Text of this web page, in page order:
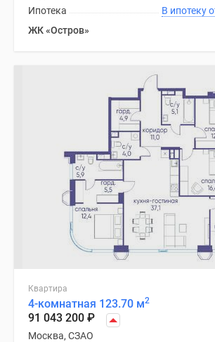
Ипотека
ЖК «Остров»
Квартира
4-комнатная 123.70 м2
91 043 200 ₽
Москва, СЗАО